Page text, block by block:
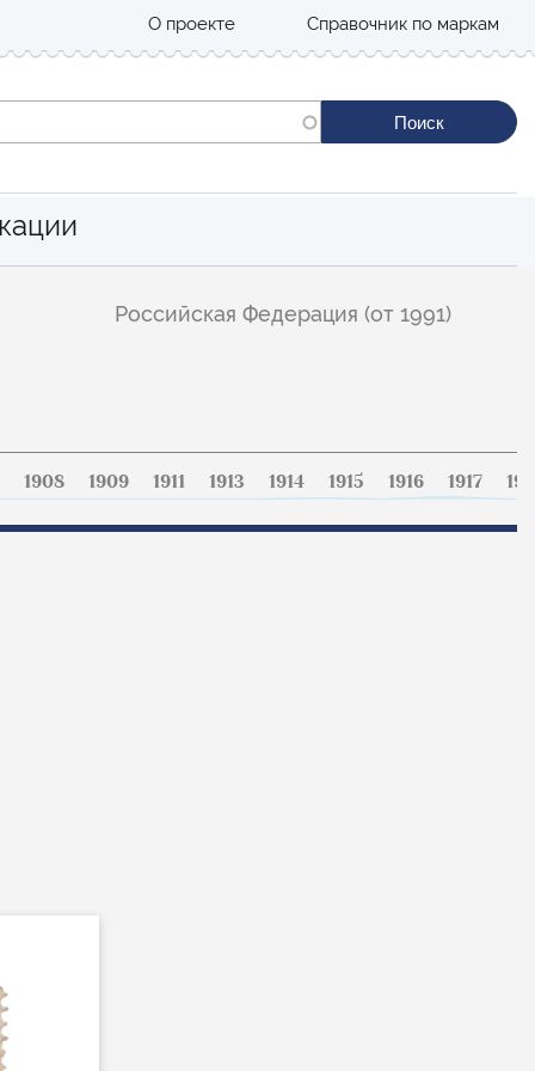
О проекте Справочник по маркам
Российская Федерация (от 1991)
1908 1909 1911 1913 1914 1915 1916 1917